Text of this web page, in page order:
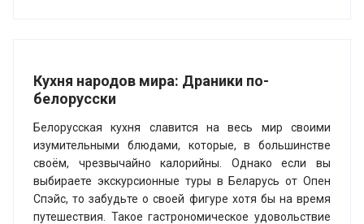
Кухня народов мира: Драники по-
белорусски
Белорусская кухня славится на весь мир своими
изумительными блюдами, которые, в большинстве
своём, чрезвычайно калорийны. Однако если вы
выбираете экскурсионные туры в Беларусь от Опен
Спэйс, то забудьте о своей фигуре хотя бы на время
путешествия. Такое гастрономическое удовольствие